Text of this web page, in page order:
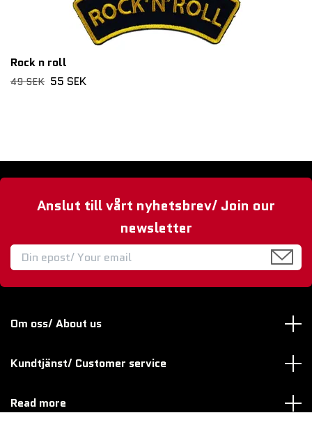
Rock n roll
49 SEK 55 SEK
Anslut till vårt nyhetsbrev/ Join our
newsletter
Om oss/ About us
Kundtjänst/ Customer service
Read more